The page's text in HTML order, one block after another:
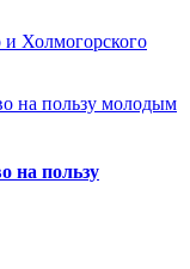
Холмогорского
на пользу